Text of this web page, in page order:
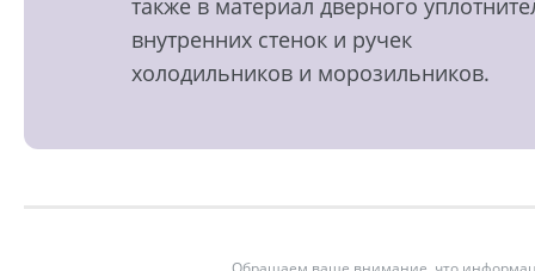
внутренних стенок и ручек
холодильников и морозильников.